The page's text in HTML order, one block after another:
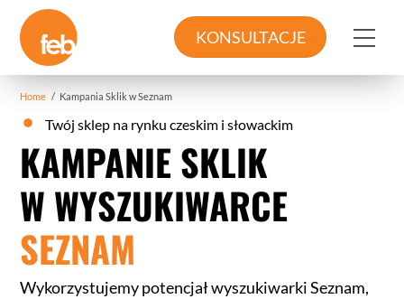
content
KONSULTACJE
Home / Kampania Sklik w Seznam
Twój sklep na rynku czeskim i słowackim
KAMPANIE SKLIK
W WYSZUKIWARCE
SEZNAM
Wykorzystujemy potencjał wyszukiwarki Seznam,